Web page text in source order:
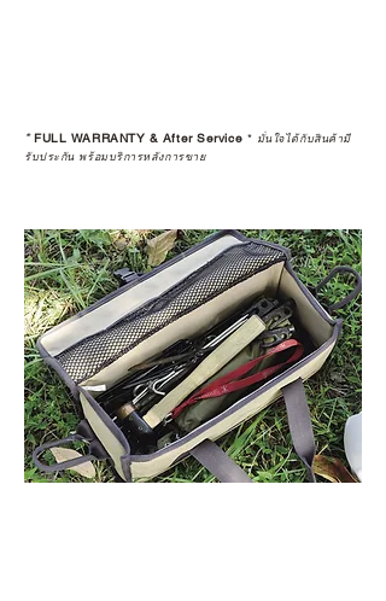
*FULL WARRANTY & After Service * มั่นใจได้กับสินค้ามี
รับประกัน พร้อมบริการหลังการขาย